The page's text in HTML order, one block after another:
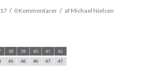
/ 0 Kommentarer / af Michael Nielsen